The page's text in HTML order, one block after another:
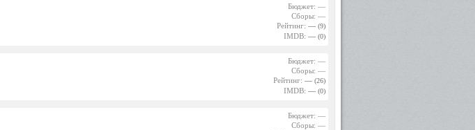
Бюджет: —
Сборы: —
Рейтинг: — (9)
IMDB: — (0)
Бюджет: —
Сборы: —
Рейтинг: — (26)
IMDB: — (0)
Бюджет: —
Сборы: —